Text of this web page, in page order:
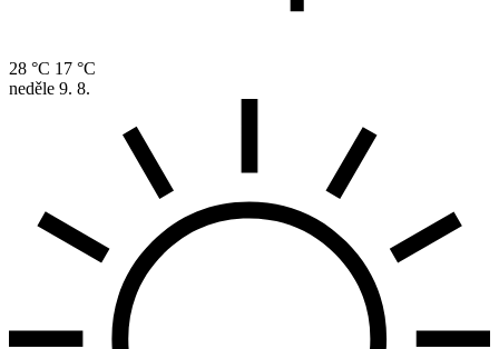
28 °C 17 °C
neděle 9. 8.